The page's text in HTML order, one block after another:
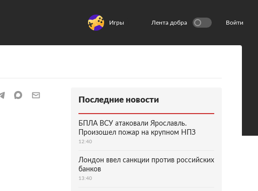
Игры Лента добра Войти
Последние новости
БПЛА ВСУ атаковали Ярославль.
Произошел пожар на крупном НПЗ
12:40
Лондон ввел санкции против российских
банков
13:40